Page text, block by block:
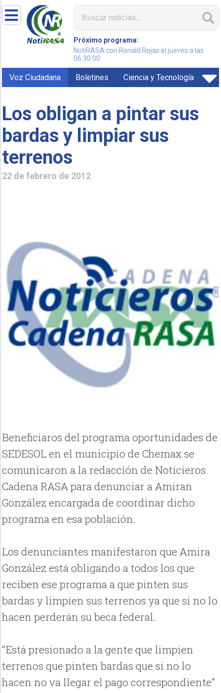
Próximo programa:
NotiRASA con Ronald Rojas el jueves a las
06:30:00
Voz Ciudadana Boletines Ciencia y Tecnología
Los obligan a pintar sus
bardas y limpiar sus
terrenos
22 de febrero de 2012
Beneficiaros del programa oportunidades de
SEDESOL en el municipio de Chemax se
comunicaron a la redacción de Noticieros
Cadena RASA para denunciar a Amiran
González encargada de coordinar dicho
programa en esa población.
Los denunciantes manifestaron que Amira
González está obligando a todos los que
reciben ese programa a que pinten sus
bardas y limpien sus terrenos ya que si no lo
hacen perderán su beca federal.
“Está presionado a la gente que limpien
terrenos que pinten bardas que si no lo
hacen no va llegar el pago correspondiente”